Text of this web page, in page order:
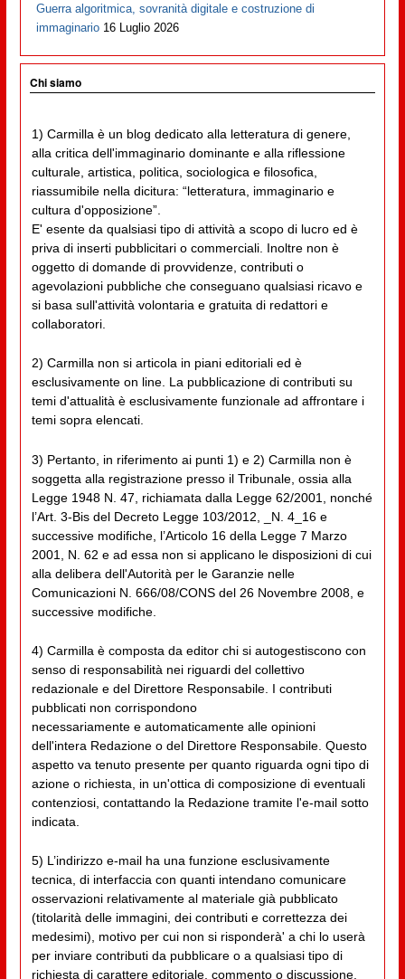
Guerra algoritmica, sovranità digitale e costruzione di
immaginario 16 Luglio 2026
Chi siamo
1) Carmilla è un blog dedicato alla letteratura di genere,
alla critica dell'immaginario dominante e alla riflessione
culturale, artistica, politica, sociologica e filosofica,
riassumibile nella dicitura: “letteratura, immaginario e
cultura d'opposizione”.
E' esente da qualsiasi tipo di attività a scopo di lucro ed è
priva di inserti pubblicitari o commerciali. Inoltre non è
oggetto di domande di provvidenze, contributi o
agevolazioni pubbliche che conseguano qualsiasi ricavo e
si basa sull'attività volontaria e gratuita di redattori e
collaboratori.
2) Carmilla non si articola in piani editoriali ed è
esclusivamente on line. La pubblicazione di contributi su
temi d'attualità è esclusivamente funzionale ad affrontare i
temi sopra elencati.
3) Pertanto, in riferimento ai punti 1) e 2) Carmilla non è
soggetta alla registrazione presso il Tribunale, ossia alla
Legge 1948 N. 47, richiamata dalla Legge 62/2001, nonché
l’Art. 3-Bis del Decreto Legge 103/2012, _N. 4_16 e
successive modifiche, l’Articolo 16 della Legge 7 Marzo
2001, N. 62 e ad essa non si applicano le disposizioni di cui
alla delibera dell'Autorità per le Garanzie nelle
Comunicazioni N. 666/08/CONS del 26 Novembre 2008, e
successive modifiche.
4) Carmilla è composta da editor chi si autogestiscono con
senso di responsabilità nei riguardi del collettivo
redazionale e del Direttore Responsabile. I contributi
pubblicati non corrispondono
necessariamente e automaticamente alle opinioni
dell'intera Redazione o del Direttore Responsabile. Questo
aspetto va tenuto presente per quanto riguarda ogni tipo di
azione o richiesta, in un'ottica di composizione di eventuali
contenziosi, contattando la Redazione tramite l'e-mail sotto
indicata.
5) L’indirizzo e-mail ha una funzione esclusivamente
tecnica, di interfaccia con quanti intendano comunicare
osservazioni relativamente al materiale già pubblicato
(titolarità delle immagini, dei contributi e correttezza dei
medesimi), motivo per cui non si risponderà' a chi lo userà
per inviare contributi da pubblicare o a qualsiasi tipo di
richiesta di carattere editoriale, commento o discussione.